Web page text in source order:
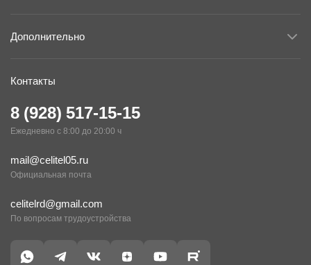
Дополнительно
Контакты
8 (928) 517-15-15
Ежедневно с 8:00 до 20:00 ч
mail@celitel05.ru
Официальная почта
celitelrd@gmail.com
По вопросам трудоустройства